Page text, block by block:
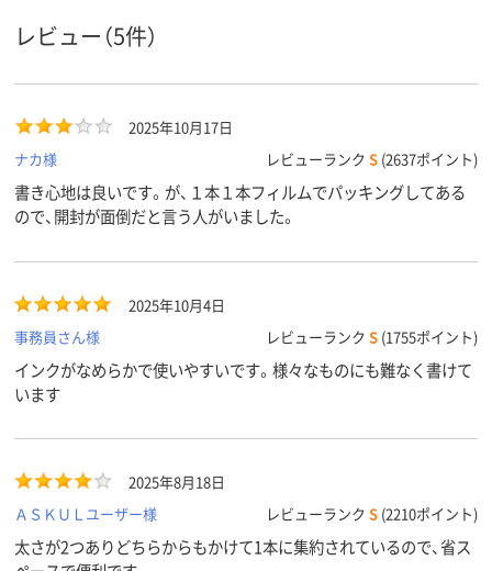
インク種
類
油性染料インク
形状 ツイン ツイン ツイン
質量 7.1g
商品環境
スコア
20 70
レビュー（5件）
2025年10月17日
ナカ様
レビューランク S (2637ポイント)
書き心地は良いです。が、１本１本フィルムでパッキングしてある
ので、開封が面倒だと言う人がいました。
2025年10月4日
事務員さん様
レビューランク S (1755ポイント)
インクがなめらかで使いやすいです。様々なものにも難なく書けて
います
2025年8月18日
ＡＳＫＵＬユーザー様
レビューランク S (2210ポイント)
太さが2つありどちらからもかけて1本に集約されているので、省ス